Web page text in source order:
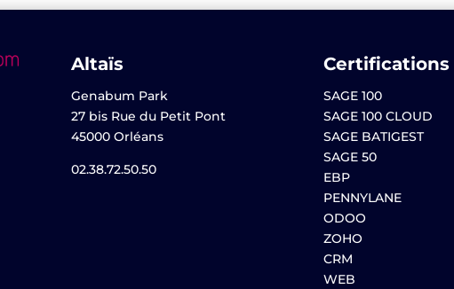
Altaïs
Genabum Park
27 bis Rue du Petit Pont
45000 Orléans
02.38.72.50.50
Certifications
SAGE 100
SAGE 100 CLOUD
SAGE BATIGEST
SAGE 50
EBP
PENNYLANE
ODOO
ZOHO
CRM
WEB